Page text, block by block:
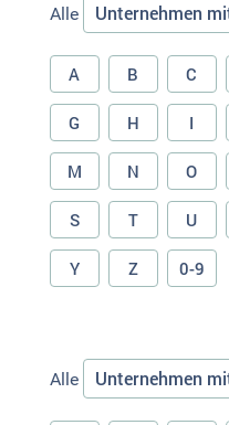
Alle Unternehmen
A B C
G H I
M N O
S T U
Y Z 0-9
Alle Unternehmen